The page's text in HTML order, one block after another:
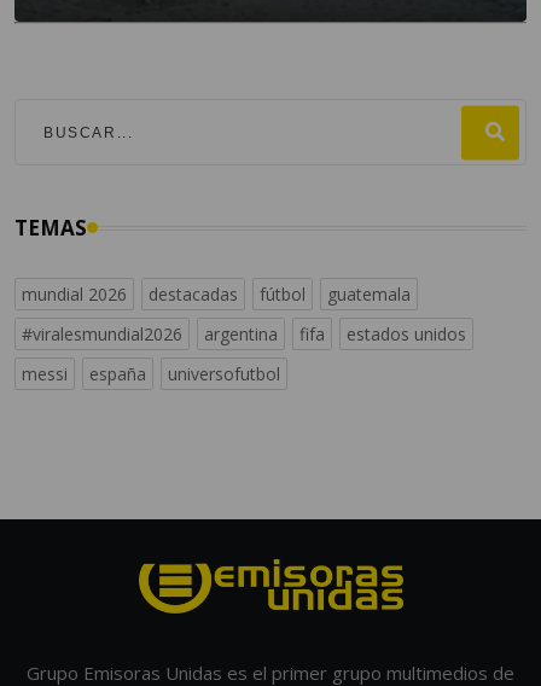
TEMAS
mundial 2026 destacadas fútbol
guatemala
#viralesmundial2026
argentina fifa
estados unidos
messi
españa universofutbol
Grupo Emisoras Unidas es el primer grupo multimedios de